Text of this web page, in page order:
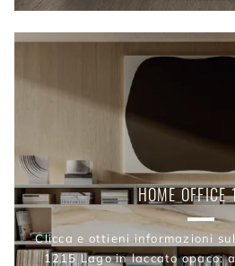
HOME
Clicca e ottieni informazioni
1215 Lago in laccato opaco: